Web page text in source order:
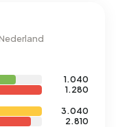
1.040
1.280
3.040
2.810